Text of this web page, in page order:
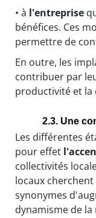
• à l'entreprise
bénéfices. Ces
permettre de
En outre, les
contribuer par
productivité et
2.3. Une
Les différentes
pour effet
collectivités
locaux
synonymes
dynamisme de la